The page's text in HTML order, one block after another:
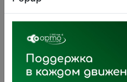
Каталог
товаровСортировка: